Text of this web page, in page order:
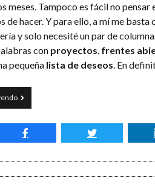
meses. Tampoco es fácil no pensar
de hacer. Y para ello, a mí me basta
y solo necesité un par de
con proyectos, frentes
pequeña lista de deseos. En
Objetivos
con
una
mágica